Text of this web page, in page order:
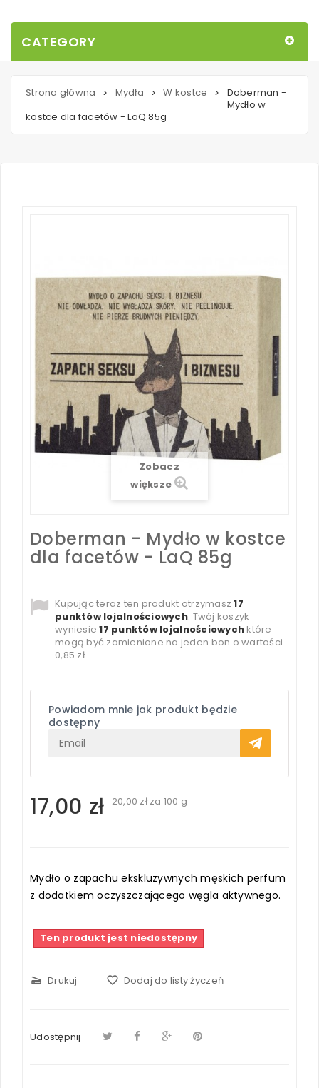
CATEGORY
Strona główna > Mydła > W kostce >
Doberman -
Mydło w
kostce dla facetów - LaQ 85g
Zobacz
większe
Doberman - Mydło w kostce
dla facetów - LaQ 85g
Kupując teraz ten produkt otrzymasz17
punktów lojalnościowych. Twój koszyk
wyniesie17 punktów lojalnościowych które
mogą być zamienione na jeden bon o wartości
0,85 zł.
Powiadom mnie jak produkt będzie
dostępny
17,00 zł 20,00 złza 100 g
Mydło o zapachu ekskluzywnych męskich perfum
z dodatkiem oczyszczającego węgla aktywnego.
Ten produkt jest niedostępny
scanner Drukuj favorite_border Dodaj do listy życzeń
Udostępnij